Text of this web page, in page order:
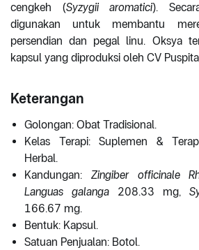
cengkeh (Syzygii aromatici).
digunakan untuk membantu
persendian dan pegal linu. Oksya
kapsul yang diproduksi oleh CV
Keterangan
Golongan: Obat Tradisional.
Kelas Terapi: Suplemen &
Herbal.
Kandungan: Zingiber officinale
Languas galanga 208.33 mg,
166.67 mg.
Bentuk: Kapsul.
Satuan Penjualan: Botol.